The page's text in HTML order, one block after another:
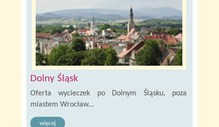
Dolny Śląsk
Oferta wycieczek po Dolnym Śląsku, poza
miastem Wrocław...
więcej